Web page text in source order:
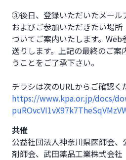
③後日、登録いただいたメール
およびご参加いただきたい場
ついてご案内いたします。
送りします。上記の最終のご案
うことをご了承下さい。
https://www.kpa.or.jp/docs/
共催
公益社団法人神奈川県医師会
剤師会、武田薬品工業株式会社